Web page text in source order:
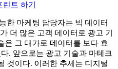
한 마케팅 담당자는 빅 데이터
더 많은 고객 데이터로 광고 기
은 그 대가로 데이터를 보다 효
. 앞으로는 광고 기술과 마테크
것이다. 이러한 추세는 디지털